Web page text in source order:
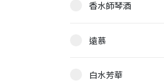
香水師琴酒
遠慕
白水芳華